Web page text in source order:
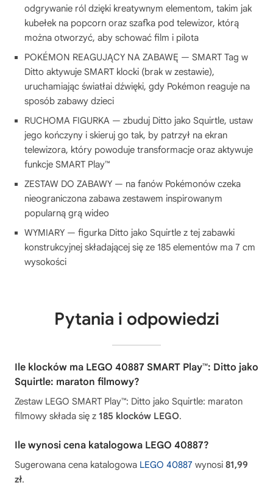
odgrywanie ról dzięki kreatywnym elementom, takim jak
kubełek na popcorn oraz szafka pod telewizor, którą
można otworzyć, aby schować film i pilota
POKÉMON REAGUJĄCY NA ZABAWĘ — SMART Tag w
Ditto aktywuje SMART klocki (brak w zestawie),
uruchamiając światłai dźwięki, gdy Pokémon reaguje na
sposób zabawy dzieci
RUCHOMA FIGURKA — zbuduj Ditto jako Squirtle, ustaw
jego kończyny i skieruj go tak, by patrzył na ekran
telewizora, który powoduje transformacje oraz aktywuje
funkcje SMART Play™
ZESTAW DO ZABAWY — na fanów Pokémonów czeka
nieograniczona zabawa zestawem inspirowanym
popularną grą wideo
WYMIARY — figurka Ditto jako Squirtle z tej zabawki
konstrukcyjnej składającej się ze 185 elementów ma 7 cm
wysokości
Pytania i odpowiedzi
Ile klocków ma LEGO 40887 SMART Play™: Ditto jako
Squirtle: maraton filmowy?
Zestaw LEGO SMART Play™: Ditto jako Squirtle: maraton
filmowy składa się z 185 klocków LEGO.
Ile wynosi cena katalogowa LEGO 40887?
Sugerowana cena katalogowa LEGO 40887 wynosi 81,99
zł.